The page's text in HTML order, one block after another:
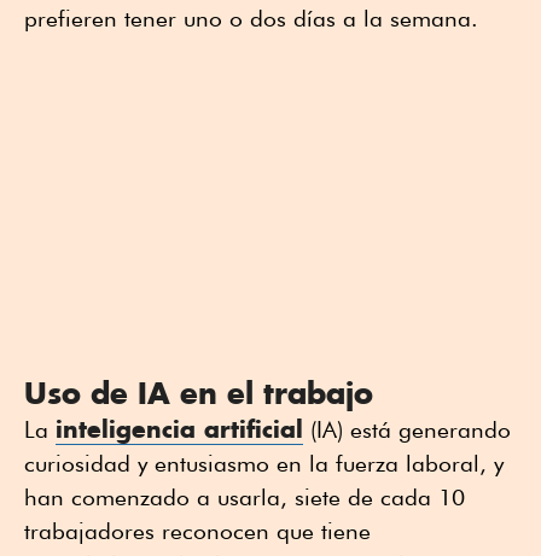
prefieren tener uno o dos días a la semana.
Uso de IA en el trabajo
La inteligencia artificial
(IA) está generando
curiosidad y entusiasmo en la fuerza laboral, y
han comenzado a usarla, siete de cada 10
trabajadores reconocen que tiene